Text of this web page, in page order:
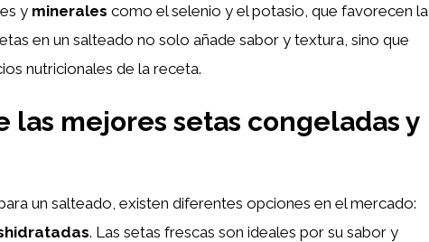
y minerales como el selenio y el potasio, que favorecen la
en un salteado no solo añade sabor y textura, sino que
nutricionales de la receta.
las mejores setas congeladas y
un salteado, existen diferentes opciones en el mercado:
. Las setas frescas son ideales por su sabor y